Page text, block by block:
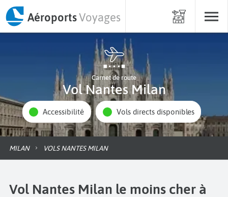
AéroportsVoyages
Carnet de route
Vol Nantes Milan
Accessibilité Vols directs disponibles
MILAN VOLS NANTES MILAN
Vol Nantes Milan le moins cher à